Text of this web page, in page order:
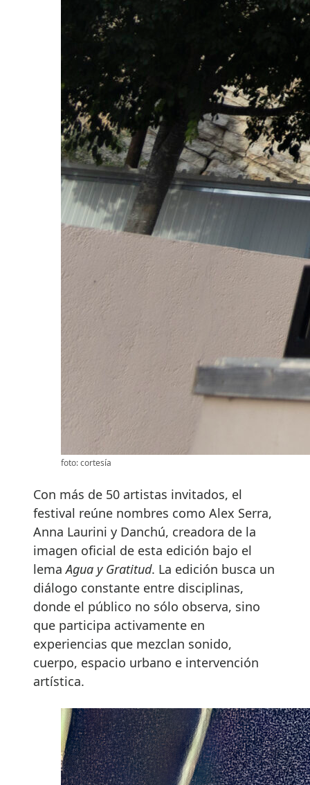
foto: cortesía
Con más de 50 artistas invitados, el
festival reúne nombres como Alex Serra,
Anna Laurini y Danchú, creadora de la
imagen oficial de esta edición bajo el
lemaAgua y Gratitud. La edición busca un
diálogo constante entre disciplinas,
donde el público no sólo observa, sino
que participa activamente en
experiencias que mezclan sonido,
cuerpo, espacio urbano e intervención
artística.